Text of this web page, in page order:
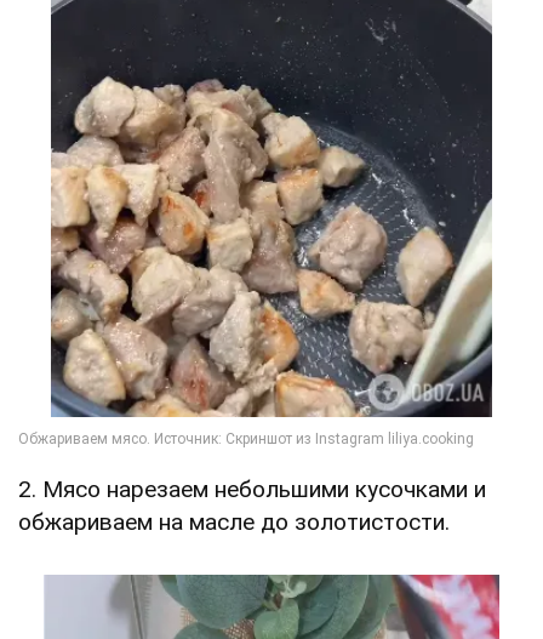
2. Мясо нарезаем небольшими кусочками и
обжариваем на масле до золотистости.